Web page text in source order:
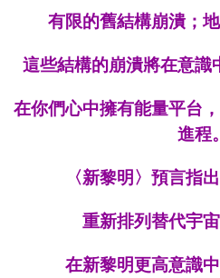
有限的舊結構崩潰；
這些結構的崩潰將在意識
在你們心中擁有能量平台
進程。
〈新黎明〉預言指
重新排列替代宇
在新黎明更高意識